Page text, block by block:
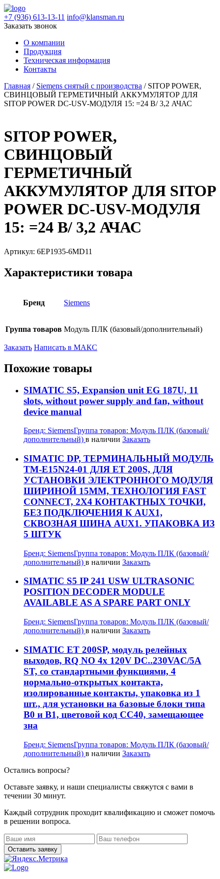
+7 (936) 613-13-11 info@klansman.ru
Заказать звонок
О компании
Продукция
Техническая информация
Контакты
Главная / Siemens снятый с производства / SITOP POWER,
СВИНЦОВЫЙ ГЕРМЕТИЧНЫЙ АККУМУЛЯТОР ДЛЯ
SITOP POWER DC-USV-МОДУЛЯ 15: =24 В/ 3,2 АЧАС
SITOP POWER,
СВИНЦОВЫЙ
ГЕРМЕТИЧНЫЙ
АККУМУЛЯТОР ДЛЯ SITOP
POWER DC-USV-МОДУЛЯ
15: =24 В/ 3,2 АЧАС
Артикул: 6EP1935-6MD11
Характеристики товара
Бренд Siemens
Группа товаров Модуль ПЛК (базовый/дополнительный)
Заказать Написать в МАКС
Похожие товары
SIMATIC S5, Expansion unit EG 187U, 11
slots, without power supply and fan, without
device manual
Бренд: SiemensГруппа товаров: Модуль ПЛК (базовый/
дополнительный) в наличии Заказать
SIMATIC DP, ТЕРМИНАЛЬНЫЙ МОДУЛЬ
TM-E15N24-01 ДЛЯ ET 200S, ДЛЯ
УСТАНОВКИ ЭЛЕКТРОННОГО МОДУЛЯ
ШИРИНОЙ 15MM, ТЕХНОЛОГИЯ FAST
CONNECT, 2X4 КОНТАКТНЫХ ТОЧКИ,
БЕЗ ПОДКЛЮЧЕНИЯ К AUX1,
СКВОЗНАЯ ШИНА AUX1. УПАКОВКА ИЗ
5 ШТУК
Бренд: SiemensГруппа товаров: Модуль ПЛК (базовый/
дополнительный) в наличии Заказать
SIMATIC S5 IP 241 USW ULTRASONIC
POSITION DECODER MODULE
AVAILABLE AS A SPARE PART ONLY
Бренд: SiemensГруппа товаров: Модуль ПЛК (базовый/
дополнительный) в наличии Заказать
SIMATIC ET 200SP, модуль релейных
выходов, RQ NO 4x 120V DC..230VAC/5A
ST, со стандартными функциями, 4
нормально-открытых контакта,
изолированные контакты, упаковка из 1
шт., для установки на базовые блоки типа
B0 и B1, цветовой код CC40, замещающее
зна
Бренд: SiemensГруппа товаров: Модуль ПЛК (базовый/
дополнительный) в наличии Заказать
Остались вопросы?
Оставьте заявку, и наши специалисты свяжутся с вами в
течении 30 минут.
Каждый сотрудник проходит квалификацию и сможет помочь
в решении вопроса.